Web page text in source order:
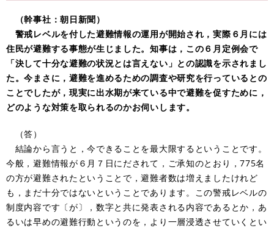
（幹事社：朝日新聞）
警戒レベルを付した避難情報の運用が開始され，実際６月には
住民が避難する事態が生じました。知事は，この６月定例会で
「決して十分な避難の状況とは言えない」との認識を示されまし
た。今まさに，避難を進めるための調査や研究を行っているとの
ことでしたが，現実に出水期が来ている中で避難を促すために，
どのような対策を取られるのかお伺いします。
（答）
結論から言うと，今できることを最大限するということです。
今般，避難情報が６月７日にだされて，ご承知のとおり，775名
の方が避難されたということで，避難者数は増えましたけれど
も，まだ十分ではないということであります。この警戒レベルの
制度内容です〔が〕，数字と共に発表される内容であるとか，あ
るいは早めの避難行動というのを，より一層浸透させていくとい